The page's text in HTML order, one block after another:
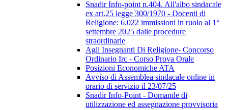
Snadir Info-point n.404. All'albo sindacale
ex art.25 legge 300/1970 - Docenti di
Religione: 6.022 immissioni in ruolo al 1°
settembre 2025 dalle procedure
straordinarie
Agli Insegnanti Di Religione- Concorso
Ordinario Irc - Corso Prova Orale
Posizioni Economiche ATA
Avviso di Assemblea sindacale online in
orario di servizio il 23/07/25
Snadir Info-Point - Domande di
utilizzazione ed assegnazione provvisoria